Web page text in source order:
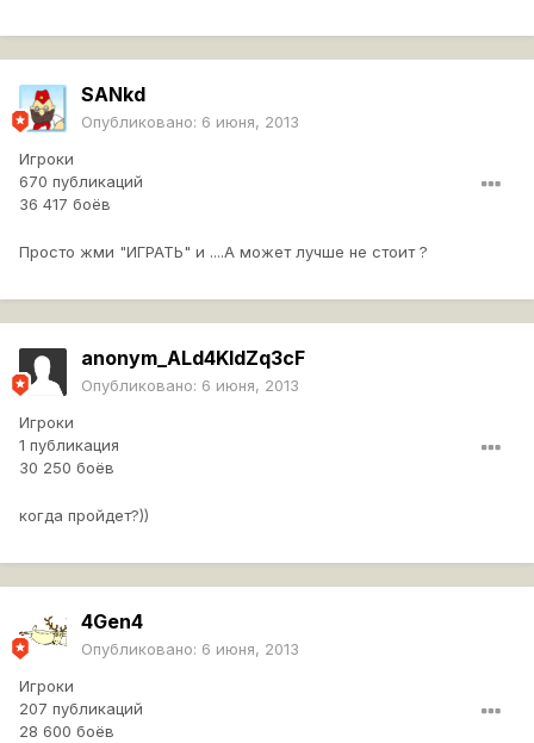
SANkd
Опубликовано: 6 июня, 2013
Игроки
670 публикаций
36 417 боёв
Просто жми "ИГРАТЬ" и ....А может лучше не стоит ?
anonym_ALd4KIdZq3cF
Опубликовано: 6 июня, 2013
Игроки
1 публикация
30 250 боёв
когда пройдет?))
4Gen4
Опубликовано: 6 июня, 2013
Игроки
207 публикаций
28 600 боёв